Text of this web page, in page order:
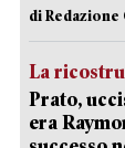
di Redazione
La
Prato,
era